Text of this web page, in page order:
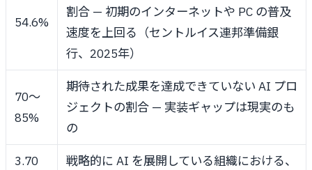
54.6%
割合 — 初期のインターネットや PC の普及
速度を上回る（セントルイス連邦準備銀
行、2025年）
70～
85%
期待された成果を達成できていない AI プロ
ジェクトの割合 — 実装ギャップは現実のも
の
3.70
戦略的に AI を展開している組織における、